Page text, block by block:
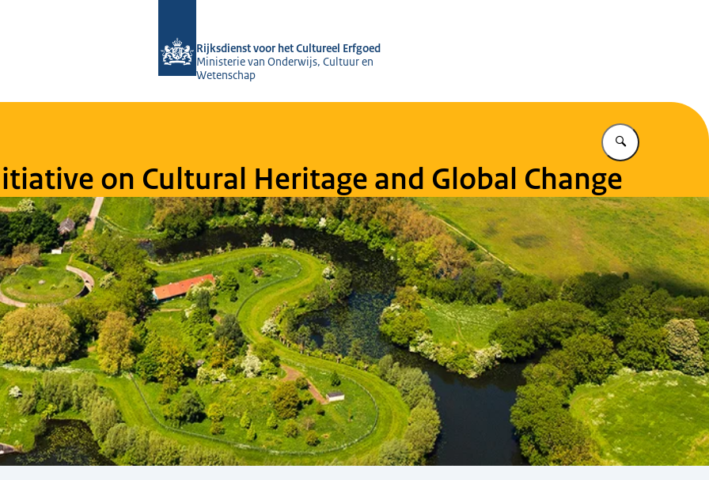
Rijksdienst voor het Cultureel Erfgoed
Ministerie van Onderwijs, Cultuur en
Wetenschap
Vul in wat u
on Cultural Heritage and Global Change